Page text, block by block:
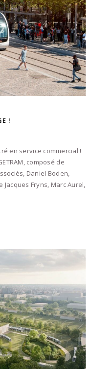
!
en service commercial !
composé de
Daniel Boden,
Jacques Fryns, Marc Aurel,